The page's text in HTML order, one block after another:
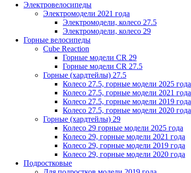
Электровелосипеды
Электромодели 2021 года
Электромодели, колесо 27.5
Электромодели, колесо 29
Горные велосипеды
Cube Reaction
Горные модели CR 29
Горные модели CR 27.5
Горные (хардтейлы) 27.5
Колесо 27.5, горные модели 2025 года
Колесо 27.5, горные модели 2021 года
Колесо 27.5, горные модели 2019 года
Колесо 27.5, горные модели 2020 года
Горные (хардтейлы) 29
Колесо 29 горные модели 2025 года
Колесо 29, горные модели 2021 года
Колесо 29, горные модели 2019 года
Колесо 29, горные модели 2020 года
Подростковые